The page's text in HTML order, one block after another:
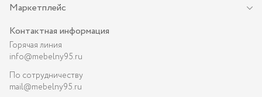
Маркетплейс
Контактная информация
Горячая линия
info@mebelny95.ru
По сотрудничеству
mail@mebelny95.ru